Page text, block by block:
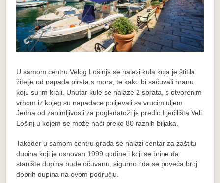
U samom centru Velog Lošinja se nalazi kula koja je štitila
žitelje od napada pirata s mora, te kako bi sačuvali hranu
koju su im krali. Unutar kule se nalaze 2 sprata, s otvorenim
vrhom iz kojeg su napadace polijevali sa vrucim uljem.
Jedna od zanimljivosti za pogledatoži je predio Lječilišta Veli
Lošinj u kojem se može naći preko 80 raznih biljaka.
Takoder u samom centru grada se nalazi centar za zaštitu
dupina koji je osnovan 1999 godine i koji se brine da
stanište dupina bude očuvanu, sigurno i da se poveća broj
dobrih dupina na ovom području.